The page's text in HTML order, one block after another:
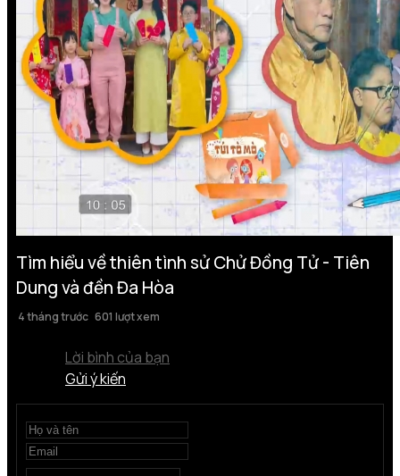
Tìm hiểu về thiên tình sử Chử Đồng Tử - Tiên
Dung và đền Đa Hòa
4 tháng trước 601 lượt xem
Lời bình của bạn
Gửi ý kiến